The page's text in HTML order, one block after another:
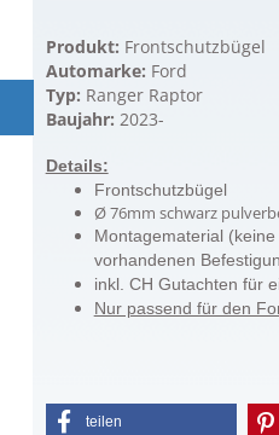
Produkt: Frontschutzbügel
Automarke: Ford
Typ: Ranger Raptor
Baujahr: 2023-
Details:
Frontschutzbügel
Ø 76mm schwarz
Montagematerial
vorhandenen
inkl. CH Gutachten für
​Nur passend für den
teilen